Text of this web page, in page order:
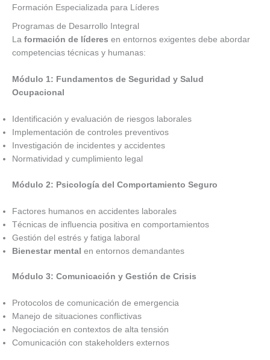
Formación Especializada para Líderes
Programas de Desarrollo Integral
La formación de líderes en entornos exigentes debe abordar
competencias técnicas y humanas:
Módulo 1: Fundamentos de Seguridad y Salud
Ocupacional
Identificación y evaluación de riesgos laborales
Implementación de controles preventivos
Investigación de incidentes y accidentes
Normatividad y cumplimiento legal
Módulo 2: Psicología del Comportamiento Seguro
Factores humanos en accidentes laborales
Técnicas de influencia positiva en comportamientos
Gestión del estrés y fatiga laboral
Bienestar mental en entornos demandantes
Módulo 3: Comunicación y Gestión de Crisis
Protocolos de comunicación de emergencia
Manejo de situaciones conflictivas
Negociación en contextos de alta tensión
Comunicación con stakeholders externos